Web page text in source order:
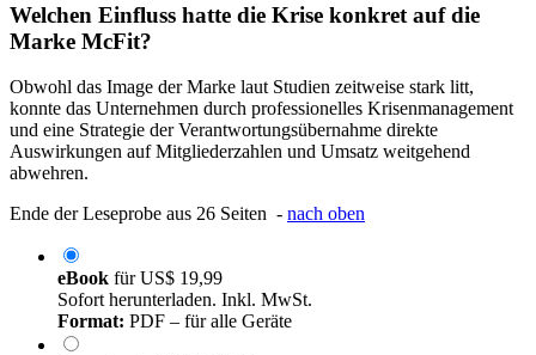
Welchen Einfluss hatte die Krise konkret auf die
Marke McFit?
Obwohl das Image der Marke laut Studien zeitweise stark litt,
konnte das Unternehmen durch professionelles Krisenmanagement
und eine Strategie der Verantwortungsübernahme direkte
Auswirkungen auf Mitgliederzahlen und Umsatz weitgehend
abwehren.
Ende der Leseprobe aus 26 Seiten - nach oben
eBook fürUS$ 19,99
Sofort herunterladen. Inkl. MwSt.
Format: PDF – für alle Geräte